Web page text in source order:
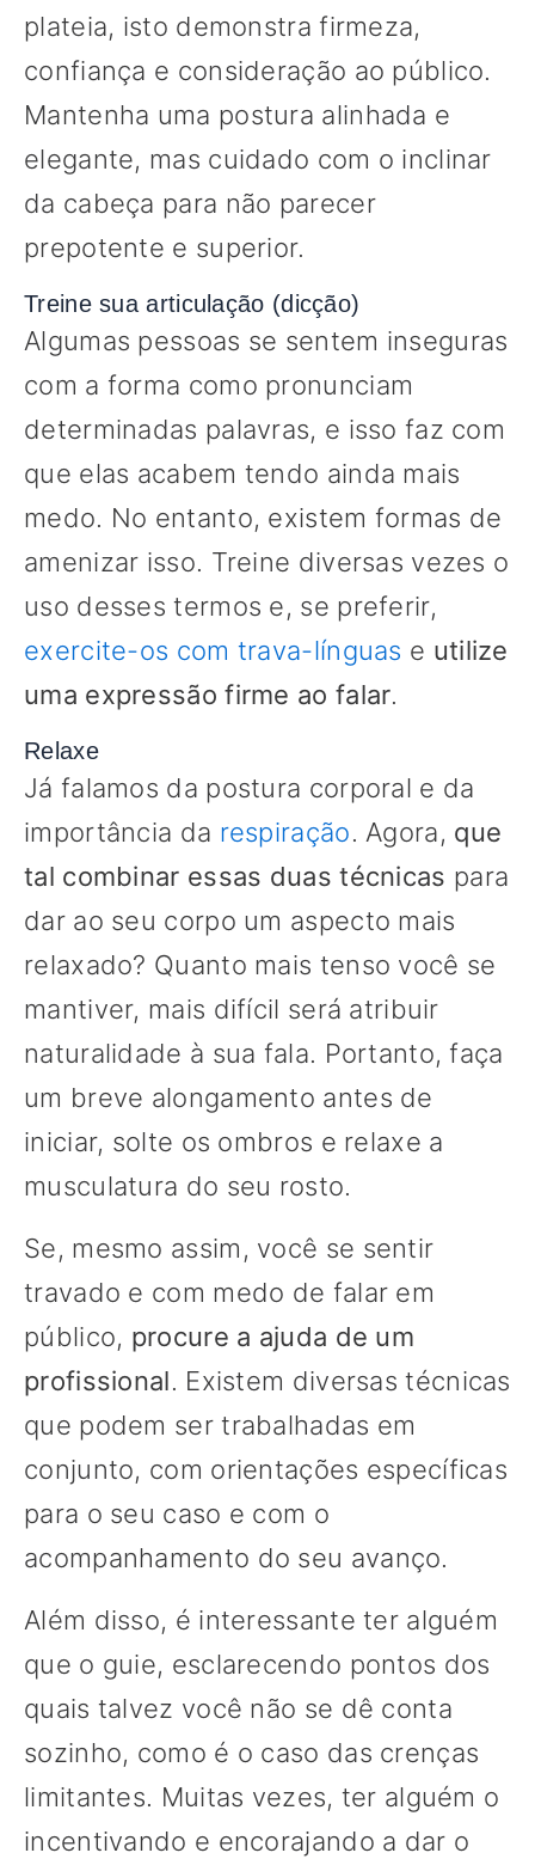
plateia, isto demonstra firmeza,
confiança e consideração ao público.
Mantenha uma postura alinhada e
elegante, mas cuidado com o inclinar
da cabeça para não parecer
prepotente e superior.
Treine sua articulação (dicção)
Algumas pessoas se sentem inseguras
com a forma como pronunciam
determinadas palavras, e isso faz com
que elas acabem tendo ainda mais
medo. No entanto, existem formas de
amenizar isso. Treine diversas vezes o
uso desses termos e, se preferir,
exercite-os com trava-línguas e utilize
uma expressão firme ao falar.
Relaxe
Já falamos da postura corporal e da
importância da respiração. Agora, que
tal combinar essas duas técnicas para
dar ao seu corpo um aspecto mais
relaxado? Quanto mais tenso você se
mantiver, mais difícil será atribuir
naturalidade à sua fala. Portanto, faça
um breve alongamento antes de
iniciar, solte os ombros e relaxe a
musculatura do seu rosto.
Se, mesmo assim, você se sentir
travado e com medo de falar em
público, procure a ajuda de um
profissional. Existem diversas técnicas
que podem ser trabalhadas em
conjunto, com orientações específicas
para o seu caso e com o
acompanhamento do seu avanço.
Além disso, é interessante ter alguém
que o guie, esclarecendo pontos dos
quais talvez você não se dê conta
sozinho, como é o caso das crenças
limitantes. Muitas vezes, ter alguém o
incentivando e encorajando a dar o